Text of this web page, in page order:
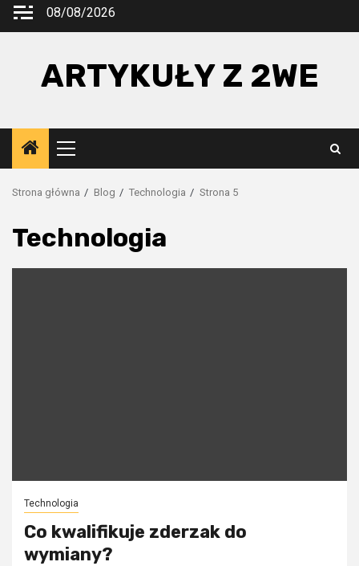
Przejdź
08/08/2026
ARTYKUŁY Z 2WE
Menu
główne
Strona główna Blog Technologia Strona 5
Technologia
Technologia
Co kwalifikuje zderzak do
wymiany?